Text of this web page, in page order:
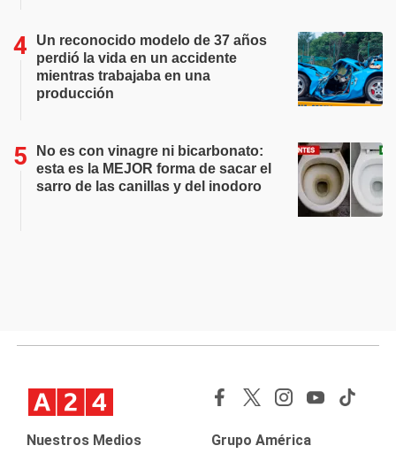
Un reconocido modelo de 37 años
perdió la vida en un accidente
mientras trabajaba en una
producción
No es con vinagre ni bicarbonato:
esta es la MEJOR forma de sacar el
sarro de las canillas y del inodoro
Nuestros Medios Grupo América